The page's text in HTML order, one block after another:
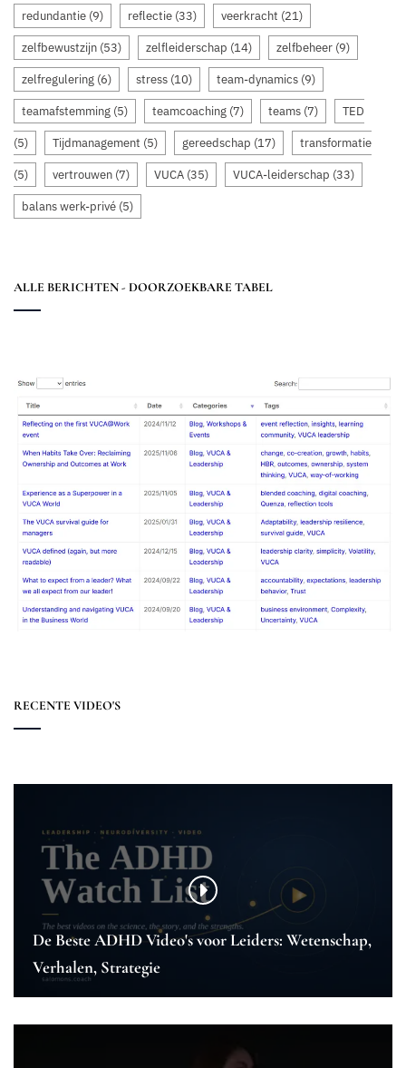
redundantie (9) reflectie (33) veerkracht (21)
zelfbewustzijn (53) zelfleiderschap (14) zelfbeheer (9)
zelfregulering (6) stress (10) team-dynamics (9)
teamafstemming (5) teamcoaching (7) teams (7) TED
(5) Tijdmanagement (5) gereedschap (17) transformatie
(5) vertrouwen (7) VUCA (35) VUCA-leiderschap (33)
balans werk-privé (5)
ALLE BERICHTEN - DOORZOEKBARE TABEL
RECENTE VIDEO'S
De Beste ADHD Video's voor Leiders: Wetenschap,
Verhalen, Strategie